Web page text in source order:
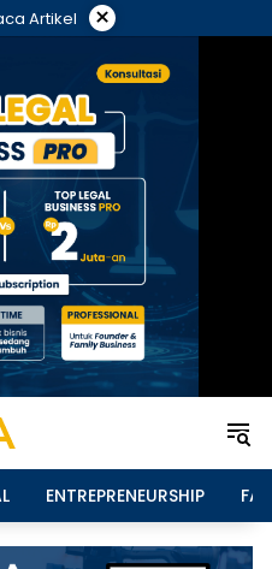
Artikel ×
ENTREPRENEURSHIP